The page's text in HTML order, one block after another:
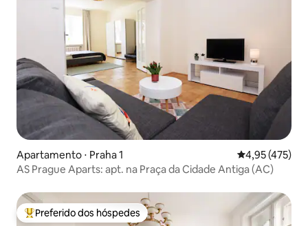
Apartamento ⋅ Praha 1 4,95 de uma
4,95 (475)
AS Prague Aparts: apt. na Praça da Cidade Antiga (AC)
Entre os melhores preferidos dos hóspedes
Preferido dos hóspedes